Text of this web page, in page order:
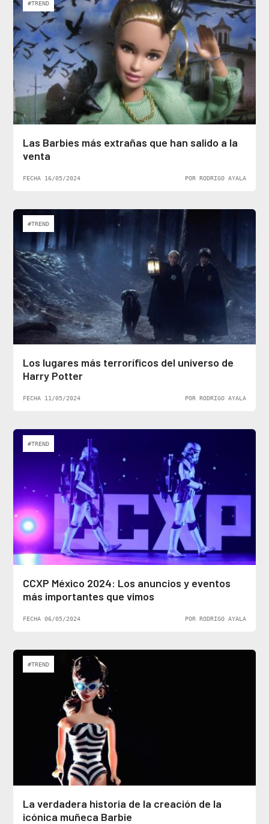
#TREND
Las Barbies más extrañas que han salido a la
venta
FECHA 16/05/2024 POR RODRIGO AYALA
#TREND
Los lugares más terroríficos del universo de
Harry Potter
FECHA 11/05/2024 POR RODRIGO AYALA
#TREND
CCXP México 2024: Los anuncios y eventos
más importantes que vimos
FECHA 06/05/2024 POR RODRIGO AYALA
#TREND
La verdadera historia de la creación de la
icónica muñeca Barbie